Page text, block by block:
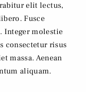
elit lectus,
Fusce
Integer molestie
consectetur risus
massa. Aenean
aliquam.